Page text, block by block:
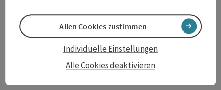
www.donauregion.at/mountainbike
Presseaussendung (711 KB)
Alle Cookies deaktivieren
Individuelle Einstellungen
Allen Cookies zustimmen